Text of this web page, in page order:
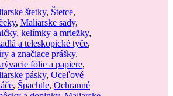
štetky, Štetce,
, Maliarske sady,
kelímky a mriežky,
a teleskopické tyče,
a značiace prášky,
fólie a papiere,
pásky, Oceľové
, Špachtle, Ochranné